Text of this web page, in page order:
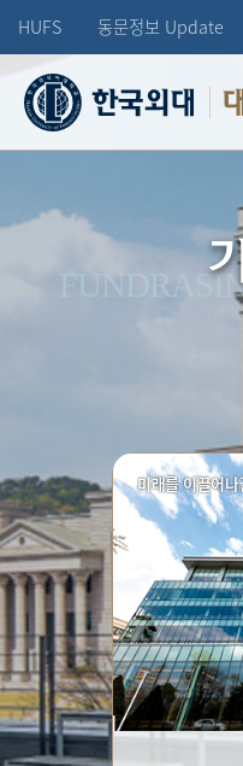
HUFS 동문정보 Update